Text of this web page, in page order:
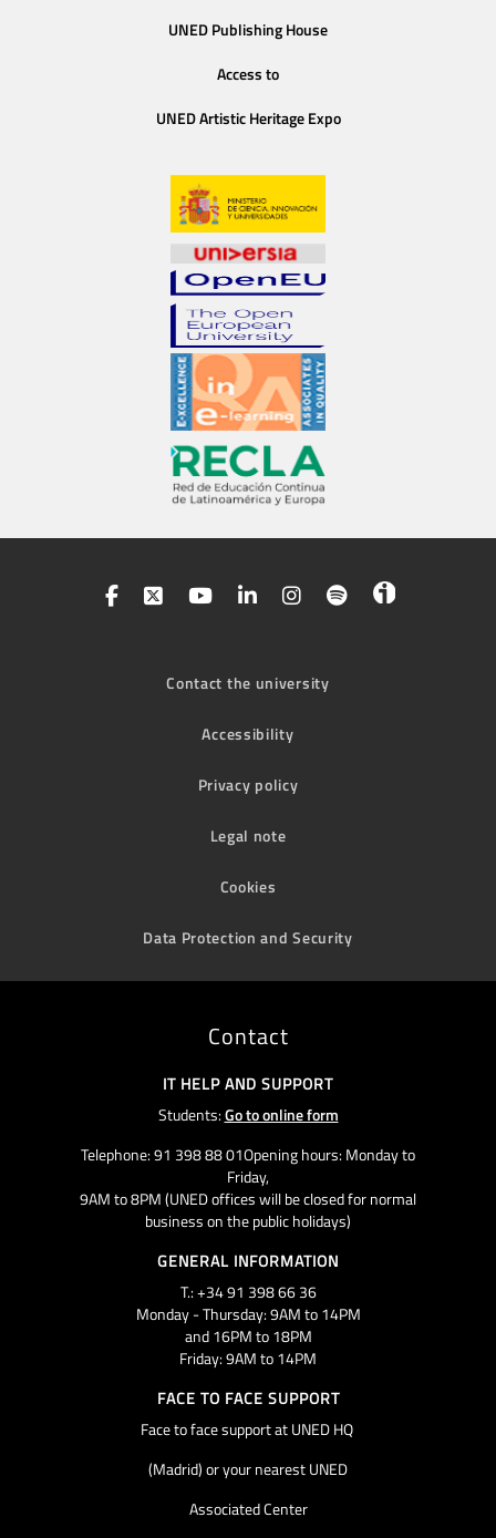
UNED Publishing House
Access to
UNED Artistic Heritage Expo
Contact the university
Accessibility
Privacy policy
Legal note
Cookies
Data Protection and Security
Contact
IT HELP AND SUPPORT
Students:Go to online form
Telephone: 91 398 88 01Opening hours: Monday to
Friday,
9AM to 8PM (UNED offices will be closed for normal
business on the public holidays)
GENERAL INFORMATION
T.: +34 91 398 66 36
Monday - Thursday: 9AM to 14PM
and 16PM to 18PM
Friday: 9AM to 14PM
FACE TO FACE SUPPORT
Face to face support at UNED HQ
(Madrid) or your nearest UNED
Associated Center